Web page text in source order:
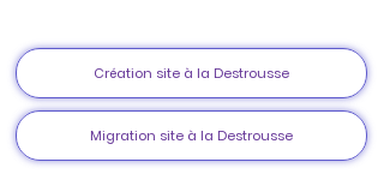
Création site à la Destrousse
Migration site à la Destrousse